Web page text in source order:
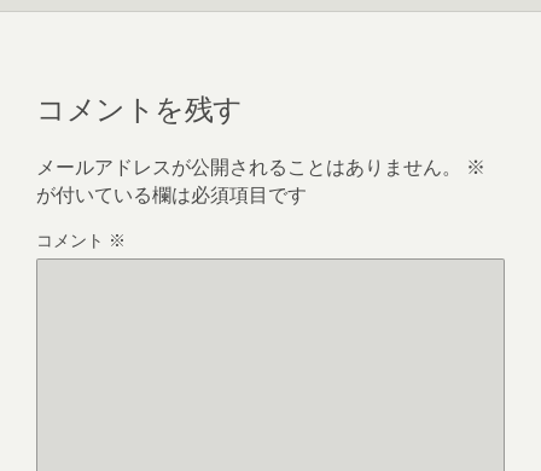
コメントを残す
メールアドレスが公開されることはありません。
※
が付いている欄は必須項目です
コメント ※